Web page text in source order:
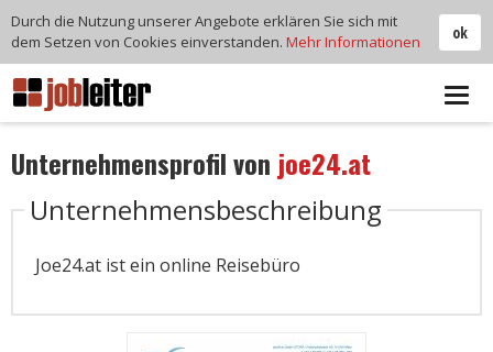
Unternehmensprofil von joe24.at
Unternehmensbeschreibung
Joe24.at ist ein online Reisebüro
ok
Durch die Nutzung unserer Angebote erklären Sie sich mit
dem Setzen von Cookies einverstanden. Mehr Informationen